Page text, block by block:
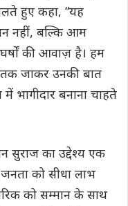
हुए कहा, “यह
नहीं, बल्कि आम
की आवाज़ है। हम
जाकर उनकी बात
में भागीदार बनाना चाहते
सुराज का उद्देश्य एक
को सीधा लाभ
को सम्मान के साथ